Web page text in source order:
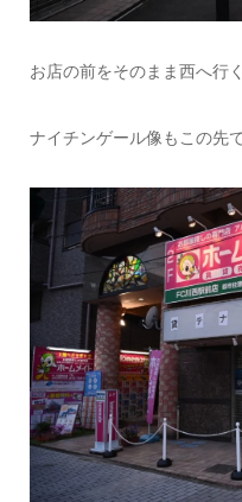
お店の前をそのまま西へ行
ナイチンゲール像もこの先で